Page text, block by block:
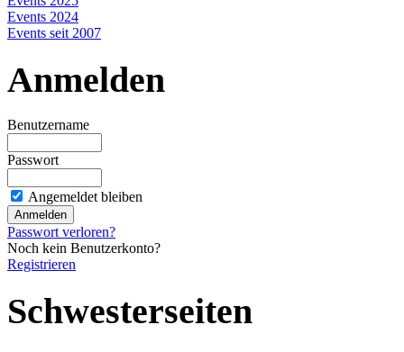
Events 2024
Events seit 2007
Anmelden
Benutzername
Passwort
Angemeldet bleiben
Passwort verloren?
Noch kein Benutzerkonto?
Registrieren
Schwesterseiten